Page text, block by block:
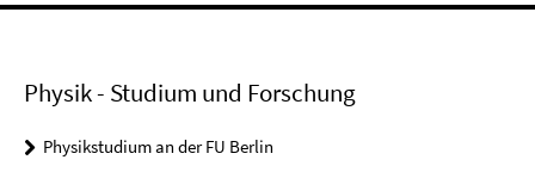
Physik - Studium und Forschung
Physikstudium an der FU Berlin